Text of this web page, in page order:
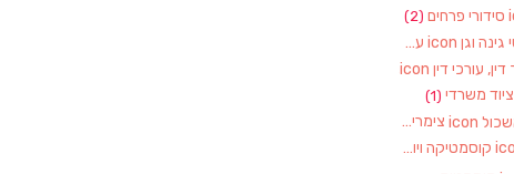
סידורי פרחים (2)
עבודות עץ – רהיטי גינה וגן
ציוד משרדי (1)
צימרים ותיירות באשכול
קוסמטיקה ויופי